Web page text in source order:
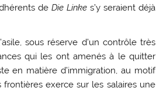
deDie Linke s’y seraient déjà
sous réserve d’un contrôle très
qui les ont amenés à le quitter
en matière d’immigration, au motif
exerce sur les salaires une